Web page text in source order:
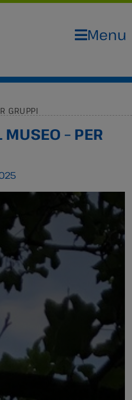
Menu
GRUPPI
– PER